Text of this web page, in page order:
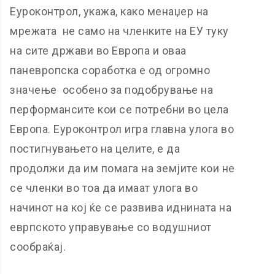
Еуроконтрол, укажа, како менаџер на
мрежата не само на членките на ЕУ туку
на сите држави во Европа и оваа
паневропска соработка е од огромно
значење особено за подобрување на
перформансите кои се потребни во цела
Европа. Еуроконтрол игра главна улога во
постигнувањето на целите, е да
продолжи да им помага на земјите кои не
се членки во тоа да имаат улога во
начинот на кој ќе се развива иднината на
еврпското управување со водушниот
сообраќај.